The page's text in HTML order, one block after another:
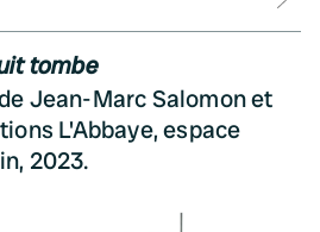
tombe
Jean-Marc Salomon et
L'Abbaye, espace
2023.